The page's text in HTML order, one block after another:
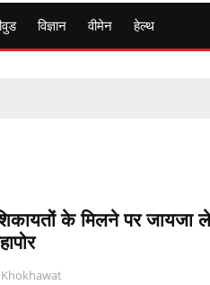
विज्ञान वीमेन हेल्थ
शिकायतों के मिलने पर जायजा
Khokhawat